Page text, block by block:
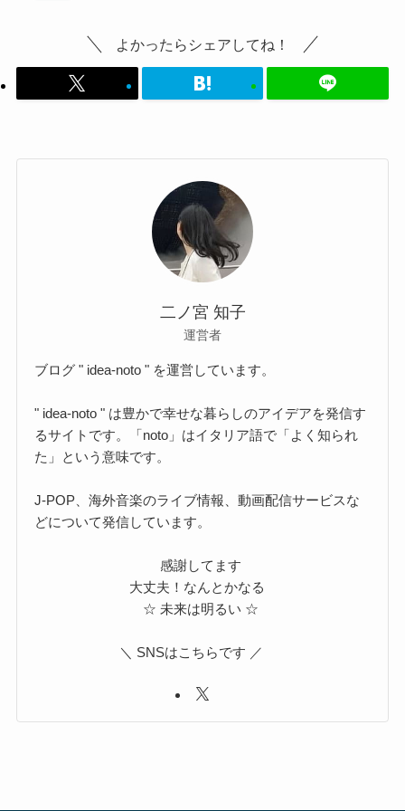
よかったらシェアしてね！
二ノ宮 知子
運営者
ブログ " idea-noto " を運営しています。
" idea-noto " は豊かで幸せな暮らしのアイデアを発信す
るサイトです。「noto」はイタリア語で「よく知られ
た」という意味です。
J-POP、海外音楽のライブ情報、動画配信サービスな
どについて発信しています。
感謝してます
大丈夫！なんとかなる
☆ 未来は明るい ☆
＼ SNSはこちらです ／